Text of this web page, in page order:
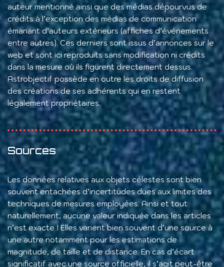
auteur mentionné ainsi que des médias dépourvus de
crédits à l’exception des médias de communication
émanant d’auteurs extérieurs (affiches d’événements
entre autres). Ces derniers sont issus d’annonces sur le
web et sont ici reproduits sans modification ni crédits
dans la mesure où ils figurent directement dessus.
Astrobjectif possède en outre les droits de diffusion
des créations de ses adhérents qui en restent
légalement propriétaires.
Sources
Les données relatives aux objets célestes sont bien
souvent entachées d’incertitudes dues aux limites des
techniques de mesures employées. Ainsi et tout
naturellement, aucune valeur indiquée dans les articles
n’est exacte ! Elles varient bien souvent d’une source à
une autre notamment pour les estimations de
magnitude, de taille et de distance. En cas d’écart
significatif avec une source officielle, il s’agit peut-être